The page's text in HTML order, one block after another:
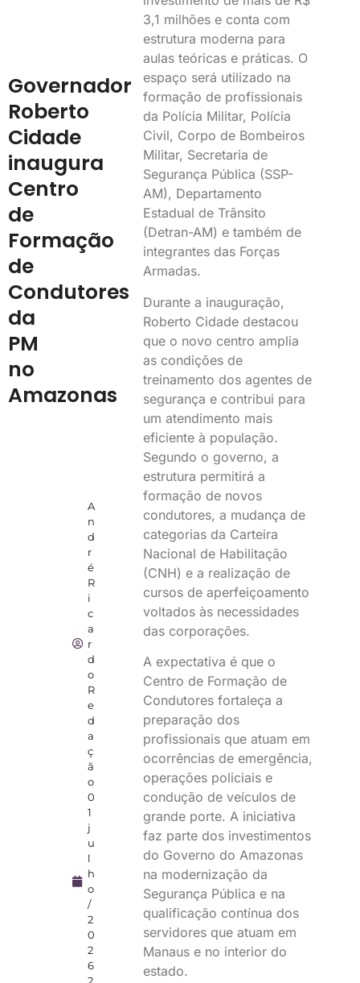
Governador
Roberto
Cidade
inaugura
Centro
de
Formação
de
Condutores
da
PM
no
Amazonas
A
n
d
r
é
R
i
c
a
r
d
o
R
e
d
a
ç
ã
o
0
1
j
u
l
h
o
/
2
0
2
6
2
3,1 milhões e conta com
estrutura moderna para
aulas teóricas e práticas. O
espaço será utilizado na
formação de profissionais
da Polícia Militar, Polícia
Civil, Corpo de Bombeiros
Militar, Secretaria de
Segurança Pública (SSP-
AM), Departamento
Estadual de Trânsito
(Detran-AM) e também de
integrantes das Forças
Armadas.
Durante a inauguração,
Roberto Cidade destacou
que o novo centro amplia
as condições de
treinamento dos agentes de
segurança e contribui para
um atendimento mais
eficiente à população.
Segundo o governo, a
estrutura permitirá a
formação de novos
condutores, a mudança de
categorias da Carteira
Nacional de Habilitação
(CNH) e a realização de
cursos de aperfeiçoamento
voltados às necessidades
das corporações.
A expectativa é que o
Centro de Formação de
Condutores fortaleça a
preparação dos
profissionais que atuam em
ocorrências de emergência,
operações policiais e
condução de veículos de
grande porte. A iniciativa
faz parte dos investimentos
do Governo do Amazonas
na modernização da
Segurança Pública e na
qualificação contínua dos
servidores que atuam em
Manaus e no interior do
estado.